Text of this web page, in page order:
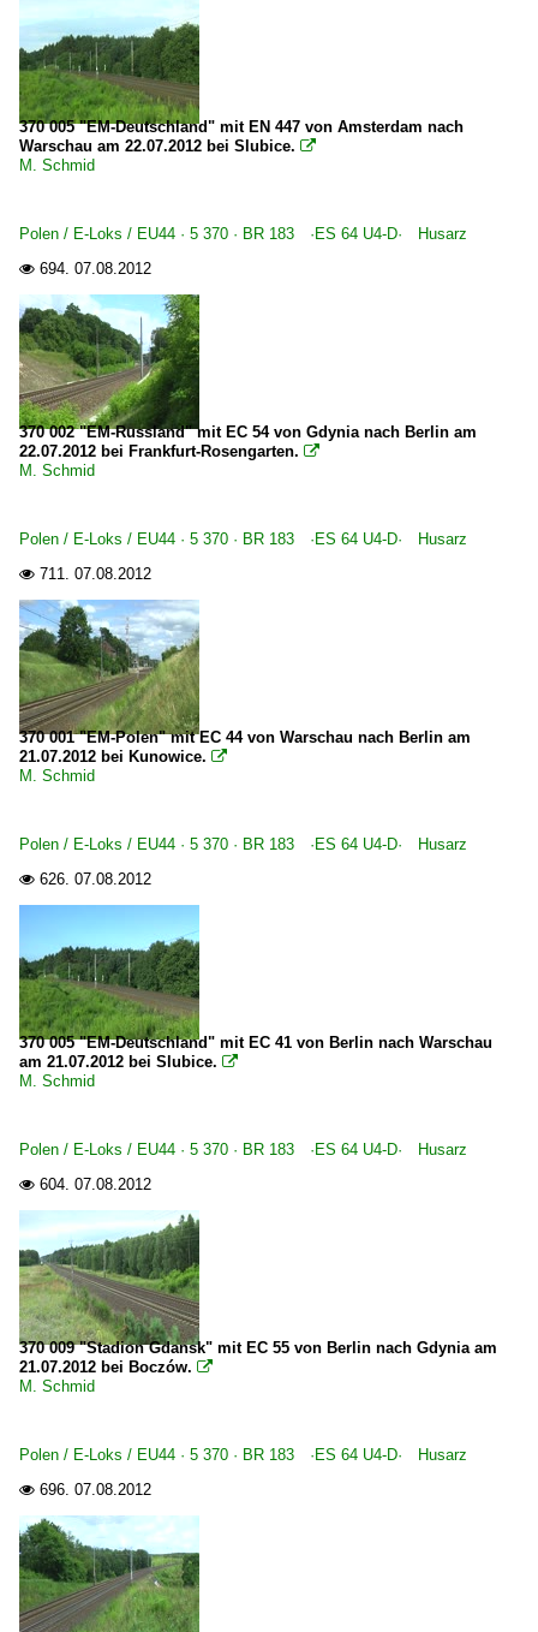
370 005 "EM-Deutschland" mit EN 447 von Amsterdam nach
Warschau am 22.07.2012 bei Slubice. 
M. Schmid
Polen / E-Loks / EU44 · 5 370 · BR 183 ·ES 64 U4-D· Husarz
 694. 07.08.2012
370 002 "EM-Russland" mit EC 54 von Gdynia nach Berlin am
22.07.2012 bei Frankfurt-Rosengarten. 
M. Schmid
Polen / E-Loks / EU44 · 5 370 · BR 183 ·ES 64 U4-D· Husarz
 711. 07.08.2012
370 001 "EM-Polen" mit EC 44 von Warschau nach Berlin am
21.07.2012 bei Kunowice. 
M. Schmid
Polen / E-Loks / EU44 · 5 370 · BR 183 ·ES 64 U4-D· Husarz
 626. 07.08.2012
370 005 "EM-Deutschland" mit EC 41 von Berlin nach Warschau
am 21.07.2012 bei Slubice. 
M. Schmid
Polen / E-Loks / EU44 · 5 370 · BR 183 ·ES 64 U4-D· Husarz
 604. 07.08.2012
370 009 "Stadion Gdansk" mit EC 55 von Berlin nach Gdynia am
21.07.2012 bei Boczów. 
M. Schmid
Polen / E-Loks / EU44 · 5 370 · BR 183 ·ES 64 U4-D· Husarz
 696. 07.08.2012